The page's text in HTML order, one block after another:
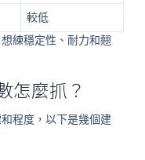
較低
練穩定性、耐力和翹
怎麼抓？
程度，以下是幾個建